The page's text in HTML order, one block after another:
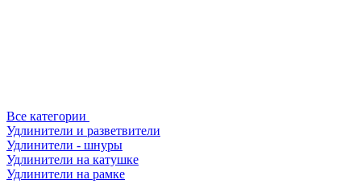
Все категории
Удлинители и разветвители
Удлинители - шнуры
Удлинители на катушке
Удлинители на рамке